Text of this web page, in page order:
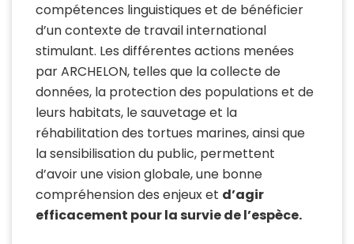
compétences linguistiques et de bénéficier
d’un contexte de travail international
stimulant. Les différentes actions menées
par ARCHELON, telles que la collecte de
données, la protection des populations et de
leurs habitats, le sauvetage et la
réhabilitation des tortues marines, ainsi que
la sensibilisation du public, permettent
d’avoir une vision globale, une bonne
compréhension des enjeux et d’agir
efficacement pour la survie de l’espèce.